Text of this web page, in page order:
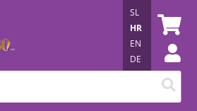
SL
HR
EN
DE